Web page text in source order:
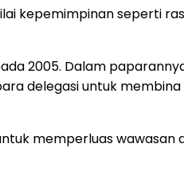
kepemimpinan seperti
2005. Dalam
delegasi untuk
memperluas wawasan